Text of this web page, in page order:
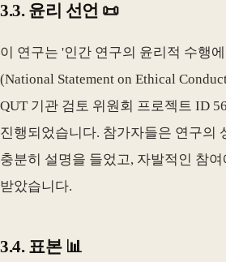
3.3. 윤리 선언 📜
이 연구는 '인간 연구의 윤리적 수행
(National Statement on Ethical
QUT 기관 검토 위원회 프로젝트 ID
진행되었습니다. 참가자들은 연구의
충분히 설명을 들었고, 자발적인 참
받았습니다.
3.4. 표본 📊